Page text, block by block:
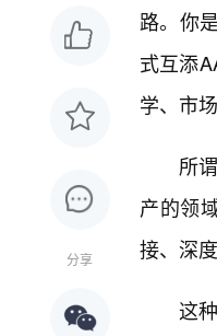
分享
路。你
式互添
学、市
所
产的领
接、深
这